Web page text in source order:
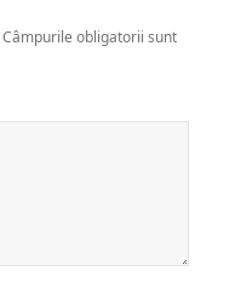
Câmpurile obligatorii sunt